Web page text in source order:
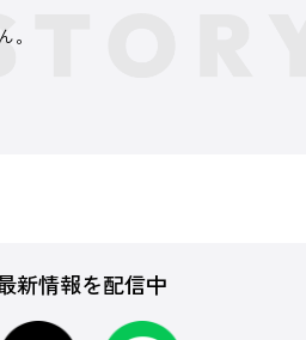
。
新情報を配信中